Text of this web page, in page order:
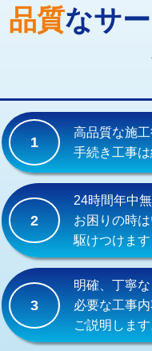
理・調整・分解・加工な
その他部品の脱着
交換・取付(単水栓（壁
式）)
交換・取付(混合水栓（
式・ワンホール）)
交換・取付(排水栓・排水
（P/S/ポップアップ））
交換・取付（その他部品
持込商品取付（単水栓）
持込商品取付（混合水栓
持込商品取付（浄水器・
品質なサ
1
高品質な施
手続き工事は
2
24時間年中
お困りの時
駆けつけます
3
明確、丁寧
必要な工事
ご説明します